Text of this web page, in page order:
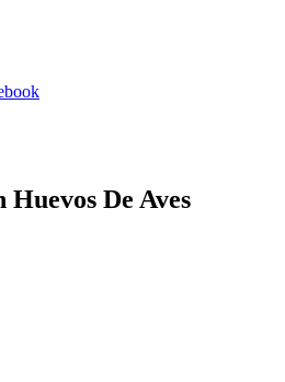
Huevos De Aves